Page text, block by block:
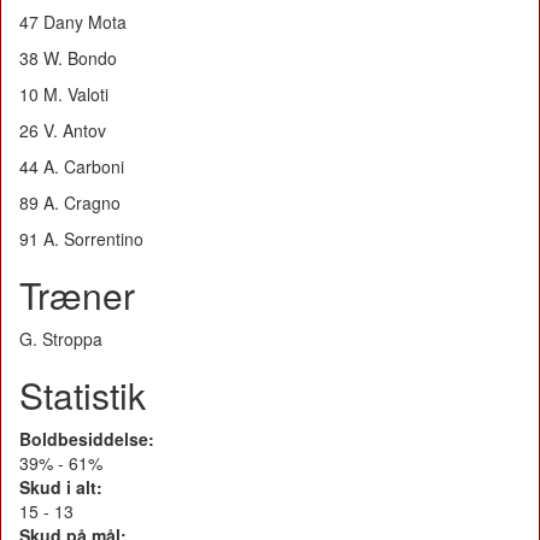
47 Dany Mota
38 W. Bondo
10 M. Valoti
26 V. Antov
44 A. Carboni
89 A. Cragno
91 A. Sorrentino
Træner
G. Stroppa
Statistik
Boldbesiddelse:
39% - 61%
Skud i alt:
15 - 13